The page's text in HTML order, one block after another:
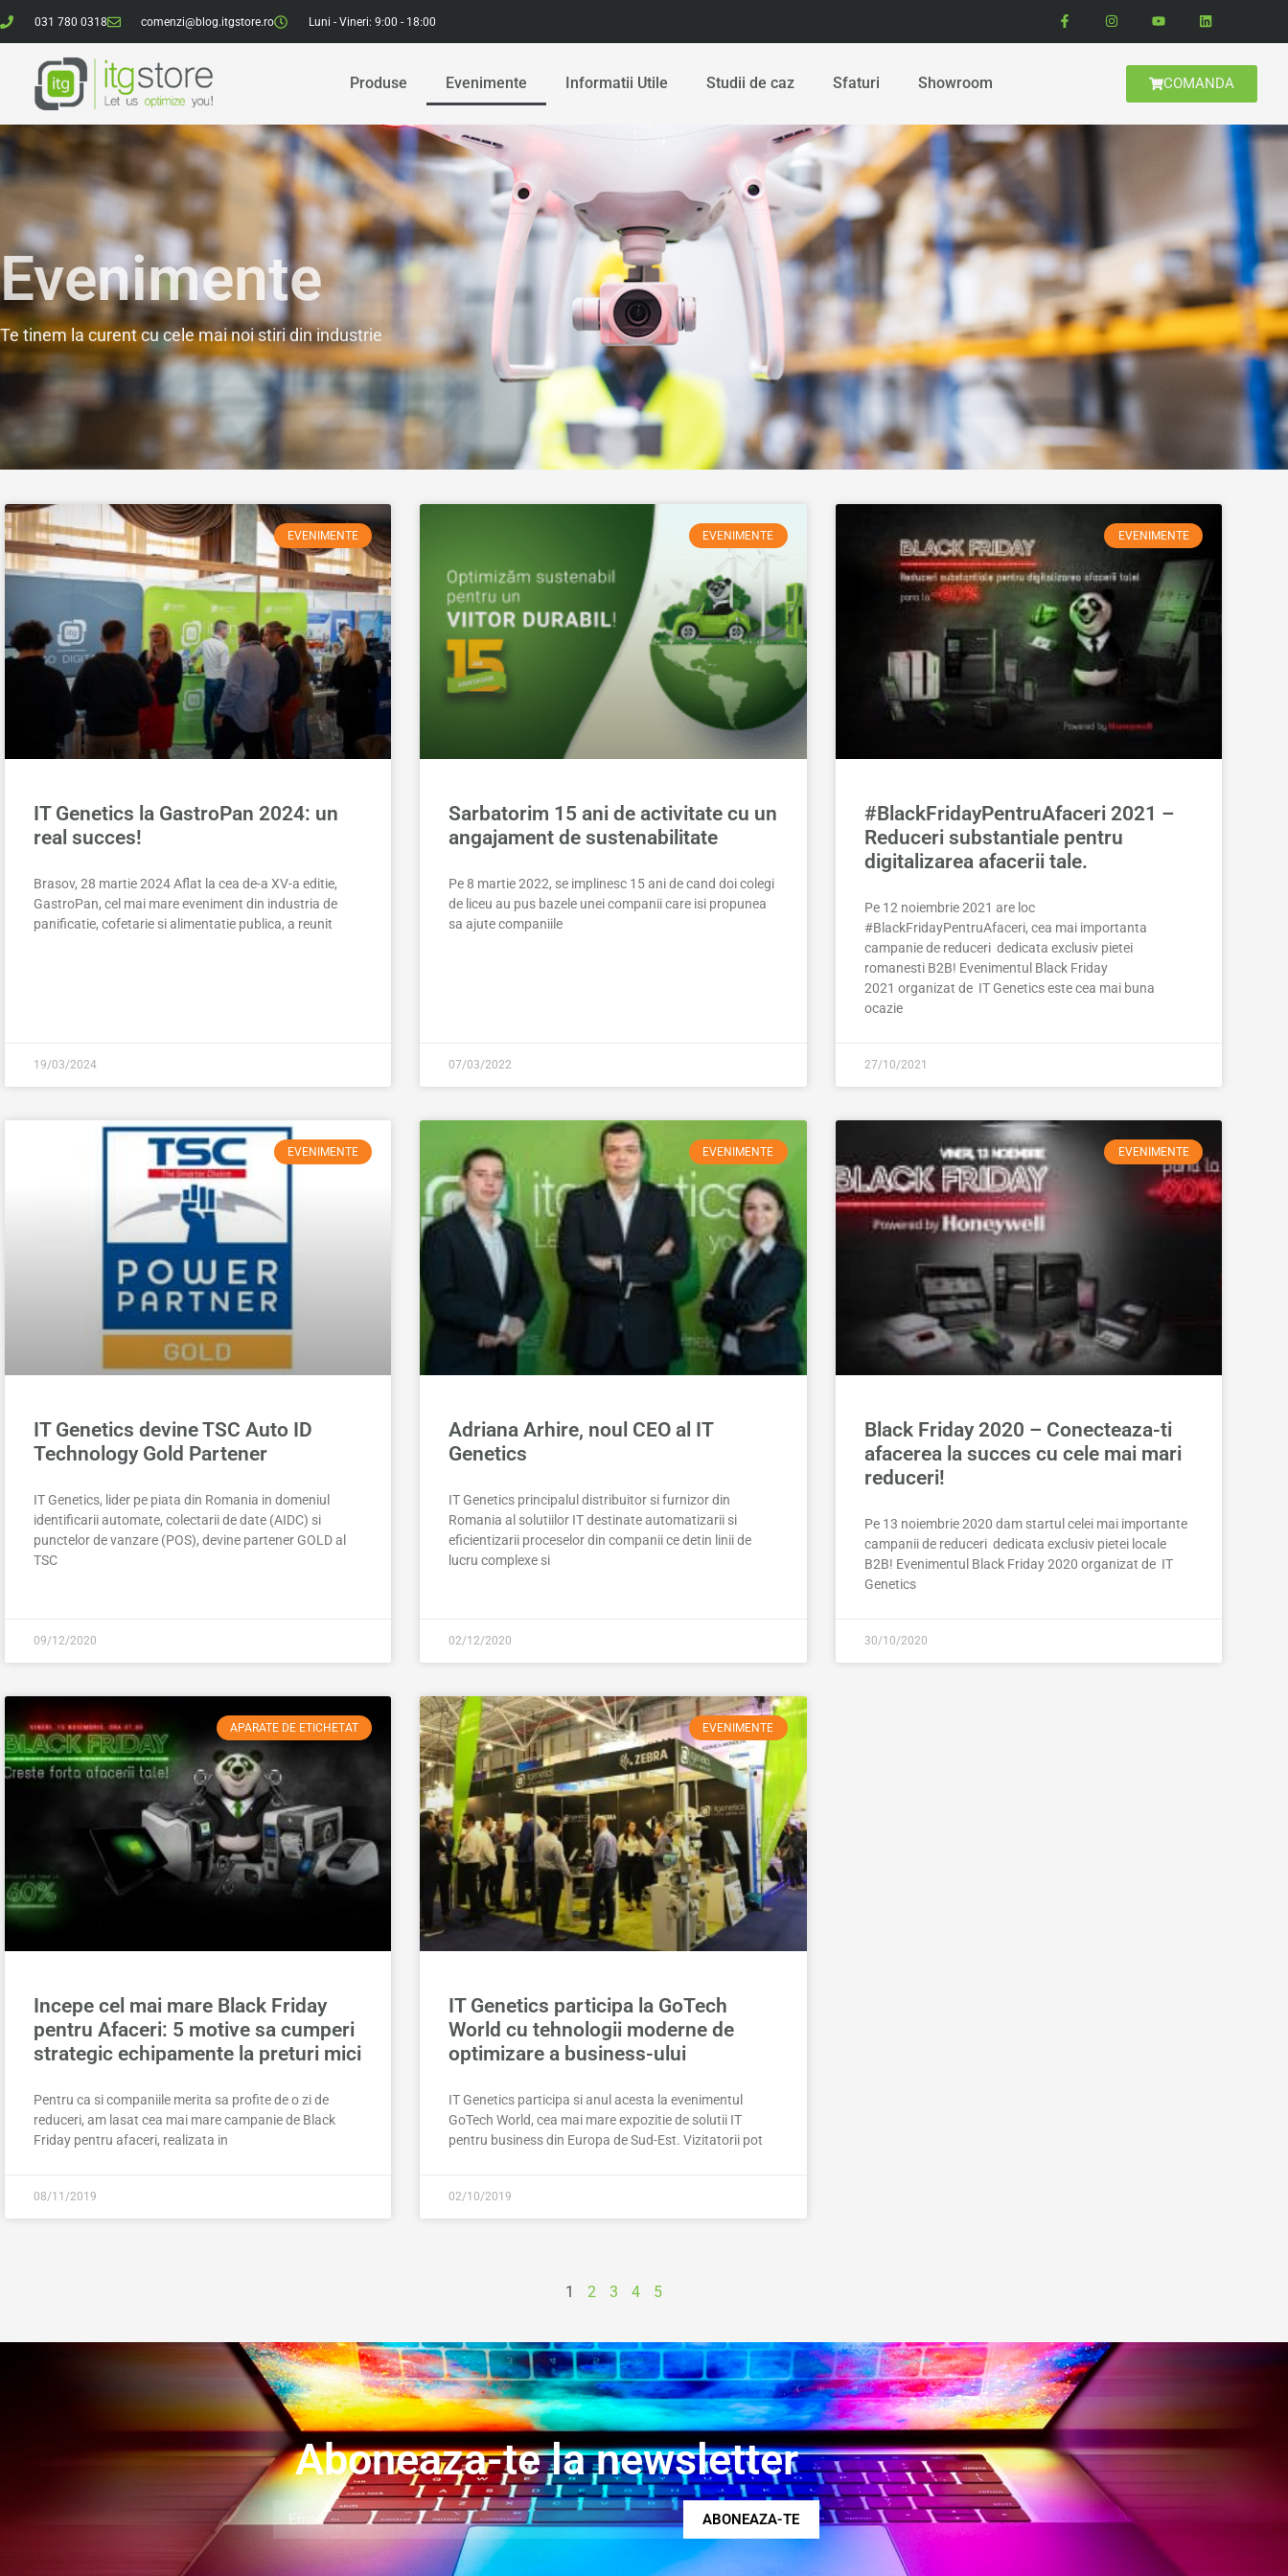
031 780 0318 comenzi@blog.itgstore.ro Luni - Vineri: 9:00 - 18:00
Produse Evenimente Informatii Utile Studii de caz Sfaturi Showroom COMANDA
Evenimente
Te tinem la curent cu cele mai noi stiri din industrie
EVENIMENTE
IT Genetics la GastroPan 2024: un
real succes!
Brasov, 28 martie 2024 Aflat la cea de-a XV-a editie,
GastroPan, cel mai mare eveniment din industria de
panificatie, cofetarie si alimentatie publica, a reunit
19/03/2024
EVENIMENTE
Sarbatorim 15 ani de activitate cu un
angajament de sustenabilitate
Pe 8 martie 2022, se implinesc 15 ani de cand doi colegi
de liceu au pus bazele unei companii care isi propunea
sa ajute companiile
07/03/2022
EVENIMENTE
#BlackFridayPentruAfaceri 2021 –
Reduceri substantiale pentru
digitalizarea afacerii tale.
Pe 12 noiembrie 2021 are loc
#BlackFridayPentruAfaceri, cea mai importanta
campanie de reduceri dedicata exclusiv pietei
romanesti B2B! Evenimentul Black Friday
2021 organizat de IT Genetics este cea mai buna
ocazie
27/10/2021
EVENIMENTE
IT Genetics devine TSC Auto ID
Technology Gold Partener
IT Genetics, lider pe piata din Romania in domeniul
identificarii automate, colectarii de date (AIDC) si
punctelor de vanzare (POS), devine partener GOLD al
TSC
09/12/2020
EVENIMENTE
Adriana Arhire, noul CEO al IT
Genetics
IT Genetics principalul distribuitor si furnizor din
Romania al solutiilor IT destinate automatizarii si
eficientizarii proceselor din companii ce detin linii de
lucru complexe si
02/12/2020
EVENIMENTE
Black Friday 2020 – Conecteaza-ti
afacerea la succes cu cele mai mari
reduceri!
Pe 13 noiembrie 2020 dam startul celei mai importante
campanii de reduceri dedicata exclusiv pietei locale
B2B! Evenimentul Black Friday 2020 organizat de IT
Genetics
30/10/2020
APARATE DE ETICHETAT
Incepe cel mai mare Black Friday
pentru Afaceri: 5 motive sa cumperi
strategic echipamente la preturi mici
Pentru ca si companiile merita sa profite de o zi de
reduceri, am lasat cea mai mare campanie de Black
Friday pentru afaceri, realizata in
08/11/2019
EVENIMENTE
IT Genetics participa la GoTech
World cu tehnologii moderne de
optimizare a business-ului
IT Genetics participa si anul acesta la evenimentul
GoTech World, cea mai mare expozitie de solutii IT
pentru business din Europa de Sud-Est. Vizitatorii pot
02/10/2019
1 2 3 4 5
Aboneaza-te la newsletter
ABONEAZA-TE